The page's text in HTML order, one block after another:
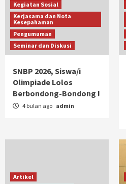
Kegiatan Sosial
Kerjasama dan Nota
Kesepahaman
Pengumuman
Seminar dan Diskusi
SNBP 2026, Siswa/i
Olimpiade Lolos
Berbondong-Bondong !
4 bulan ago admin
Artikel